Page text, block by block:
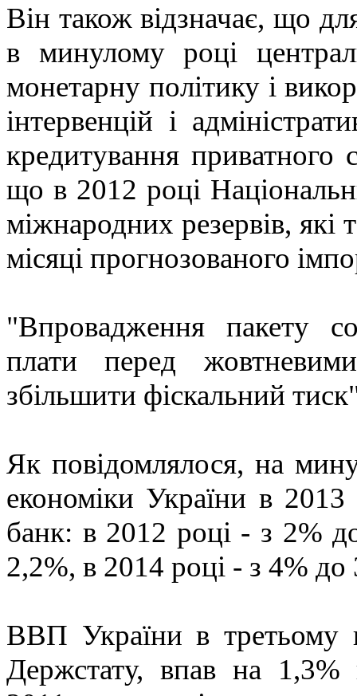
Він також відзначає, що
в минулому році
монетарну політику і
інтервенцій і
кредитування приватного
що в 2012 році
міжнародних резервів,
місяці прогнозованого
"Впровадження пакету
плати перед
збільшити фіскальний
Як повідомлялося, на
економіки України в
банк: в 2012 році - з 2%
2,2%, в 2014 році - з 4% до
ВВП України в третьому
Держстату, впав на 1,3%